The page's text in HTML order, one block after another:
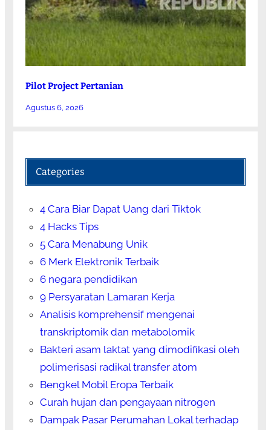
Pilot Project Pertanian
Agustus 6, 2026
Categories
4 Cara Biar Dapat Uang dari Tiktok
4 Hacks Tips
5 Cara Menabung Unik
6 Merk Elektronik Terbaik
6 negara pendidikan
9 Persyaratan Lamaran Kerja
Analisis komprehensif mengenai
transkriptomik dan metabolomik
Bakteri asam laktat yang dimodifikasi oleh
polimerisasi radikal transfer atom
Bengkel Mobil Eropa Terbaik
Curah hujan dan pengayaan nitrogen
Dampak Pasar Perumahan Lokal terhadap